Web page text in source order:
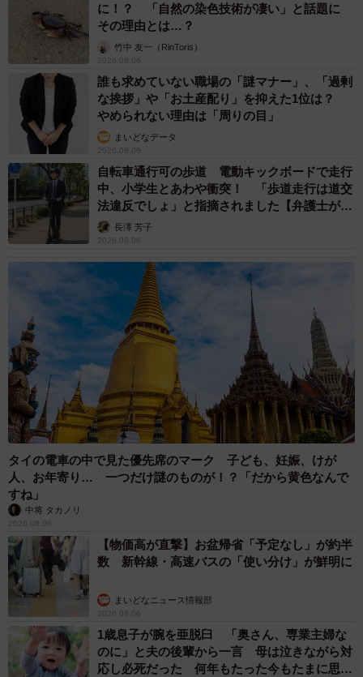
保護から1年、素敵な乙女になったキキさん（画像提供：三田尻さん）
キキさんとの日々を振り返り、飼い主さんは「うちに来て
くれてありがとう」と温かい思いを語ってくれました。こ
れからも、にぎやかで幸せな毎日が続いていくことでしょ
う。
に！？ 「自然の染色技術が凄い」と話題に
その理由とは…？
竹中 友一（RinToris）
2026.08.06
誰も求めていない職場の「謎マナー」、「過剰
な挨拶」や「お土産配り」を抑えた1位は？
やめられない理由は「周りの目」
まいどなデータ
2026.08.06
自転車通行可の歩道 電動キックボードで走行
中、小学生とあわや衝突！ 「歩道走行は道交
法違反でしょ」と指摘されました【弁護士が解
説】長澤 芳子
2026.08.06
タイの電車の中で見た優先席のマーク 子ども、妊娠、けが
人、お年寄り… 一つだけ謎のものが！？「だから黄色なんで
すね」
中将 タカノリ
2026.08.06
【物価高が直撃】お盆帰省「予定なし」が約半
数 新幹線・高速バスの「使い分け」が鮮明に
まいどなニュース情報部
2026.08.06
1歳息子が腕を亜脱臼 「奥さん、専業主婦な
のに」と夫の後輩から一言 母は泣きながら対
応し必死だった 何年もたった今もたまに思い